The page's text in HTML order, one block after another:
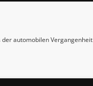
der automobilen Vergangenheit